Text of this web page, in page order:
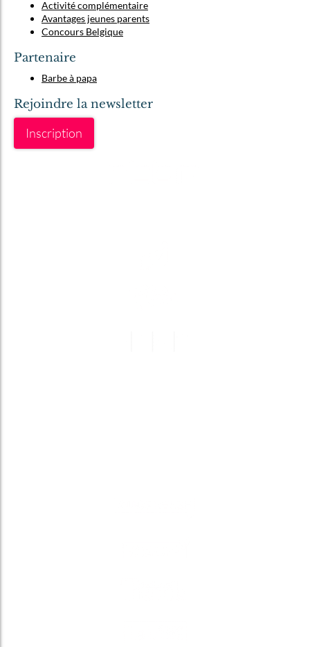
Activité complémentaire
Avantages jeunes parents
Concours Belgique
Partenaire
Barbe à papa
Rejoindre la newsletter
Inscription